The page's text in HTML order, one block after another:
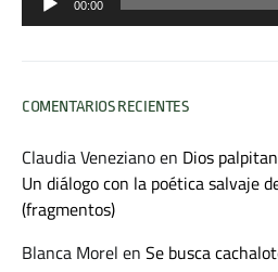
de
00:00
COMENTARIOS RECIENTES
Claudia Venezianoen Dios
Un diálogo con la poética salvaje
(fragmentos)
Blanca Morel en Se busca